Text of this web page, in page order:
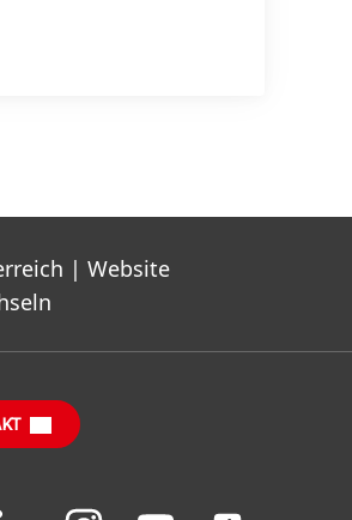
| Website
Folgen Folgen Folgen